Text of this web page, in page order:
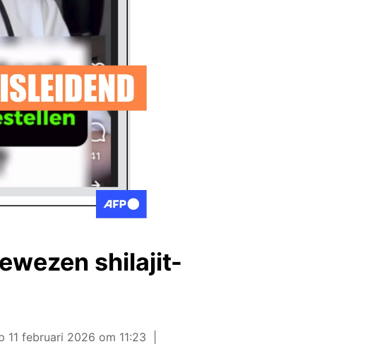
shilajit-
11 februari 2026 om 11:23